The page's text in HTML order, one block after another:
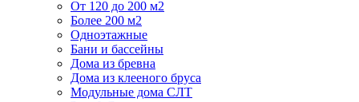
От 120 до 200 м2
Более 200 м2
Одноэтажные
Бани и бассейны
Дома из бревна
Дома из клееного бруса
Модульные дома СЛТ